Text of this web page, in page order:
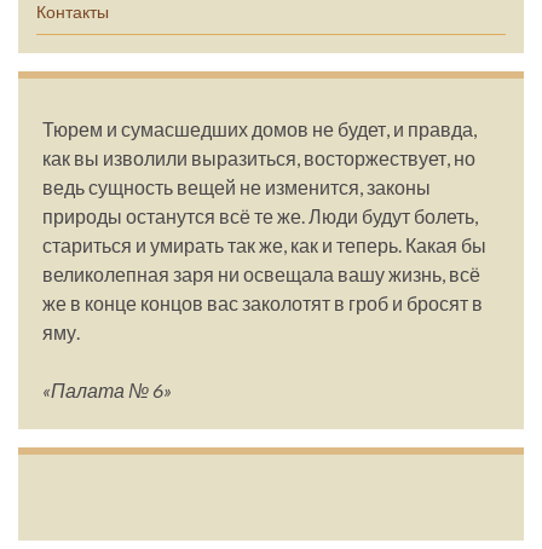
Контакты
Тюрем и сумасшедших домов не будет, и правда,
как вы изволили выразиться, восторжествует, но
ведь сущность вещей не изменится, законы
природы останутся всё те же. Люди будут болеть,
стариться и умирать так же, как и теперь. Какая бы
великолепная заря ни освещала вашу жизнь, всё
же в конце концов вас заколотят в гроб и бросят в
яму.
«Палата № 6»